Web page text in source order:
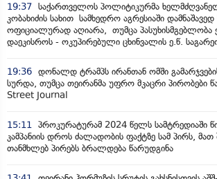
19:37 საქართველოს პოლიტიკურმა
კობახიძის სახით სამხედრო აგრესიაში დამნაშავედ
ოფიციალურად აღიარა, თუმცა პასუხისმგებლობა
დაეკისროს - ოკუპირებული ცხინვალის ე.წ.
19:36 დონალდ ტრამპს ირანთან ომში
სურდა, თუმცა თეირანმა უფრო მკაცრი პირობები
Street Journal
15:11
პროკურატურამ 2024 წელს სამტრედიაში
კამპანიის დროს ძალადობის ფაქტზე სამ პირს,
თანმხლებ პირებს ბრალდება წარუდგინა